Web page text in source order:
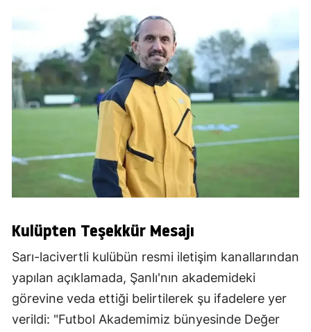
Kulüpten Teşekkür Mesajı
Sarı-lacivertli kulübün resmi iletişim kanallarından
yapılan açıklamada, Şanlı'nın akademideki
görevine veda ettiği belirtilerek şu ifadelere yer
verildi: "Futbol Akademimiz bünyesinde Değer